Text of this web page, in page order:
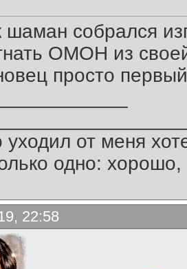
собрался
ОМОН из
просто
уходил от меня
одно:
22:58